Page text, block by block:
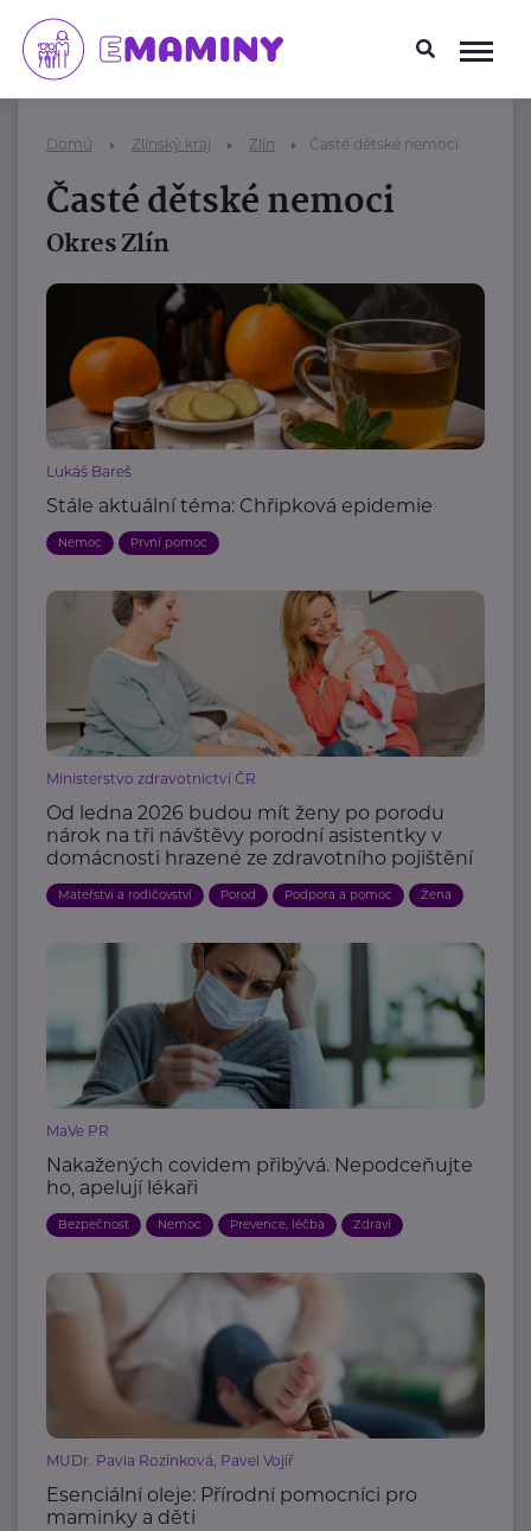
Domů Zlínský kraj Zlín Časté dětské nemoci
Časté dětské nemoci
Okres Zlín
Lukáš Bareš
Stále aktuální téma: Chřipková epidemie
Nemoc První pomoc
Ministerstvo zdravotnictví ČR
Od ledna 2026 budou mít ženy po porodu
nárok na tři návštěvy porodní asistentky v
domácnosti hrazené ze zdravotního pojištění
Mateřství a rodičovství Porod Podpora a pomoc Žena
MaVe PR
Nakažených covidem přibývá. Nepodceňujte
ho, apelují lékaři
Bezpečnost Nemoc Prevence, léčba Zdraví
MUDr. Pavla Rozínková, Pavel Vojíř
Esenciální oleje: Přírodní pomocníci pro
maminky a děti